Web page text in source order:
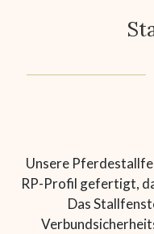
Unsere
RP-Profil gefertigt,
Das